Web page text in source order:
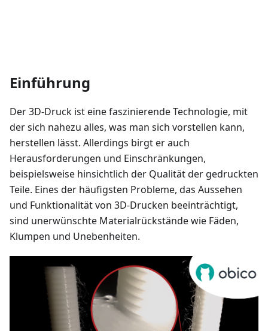
Einführung
Der 3D-Druck ist eine faszinierende Technologie, mit
der sich nahezu alles, was man sich vorstellen kann,
herstellen lässt. Allerdings birgt er auch
Herausforderungen und Einschränkungen,
beispielsweise hinsichtlich der Qualität der gedruckten
Teile. Eines der häufigsten Probleme, das Aussehen
und Funktionalität von 3D-Drucken beeinträchtigt,
sind unerwünschte Materialrückstände wie Fäden,
Klumpen und Unebenheiten.